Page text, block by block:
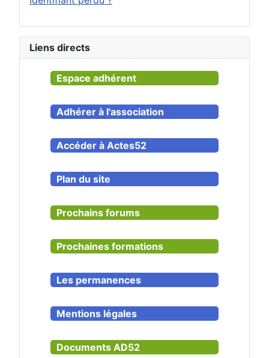
Liens directs
Espace adhérent
Adhérer à l'association
Accéder à Actes52
Plan du site
Prochains forums
Prochaines formations
Les permanences
Mentions légales
Documents AD52